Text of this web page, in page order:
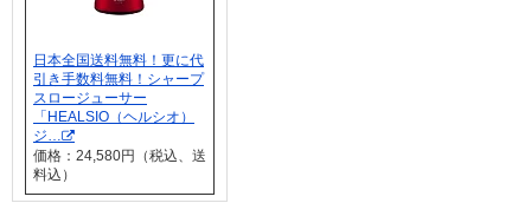
日本全国送料無料！更に代
引き手数料無料！シャープ
スロージューサー
「HEALSIO（ヘルシオ）
ジ…
価格：24,580円（税込、送
料込）